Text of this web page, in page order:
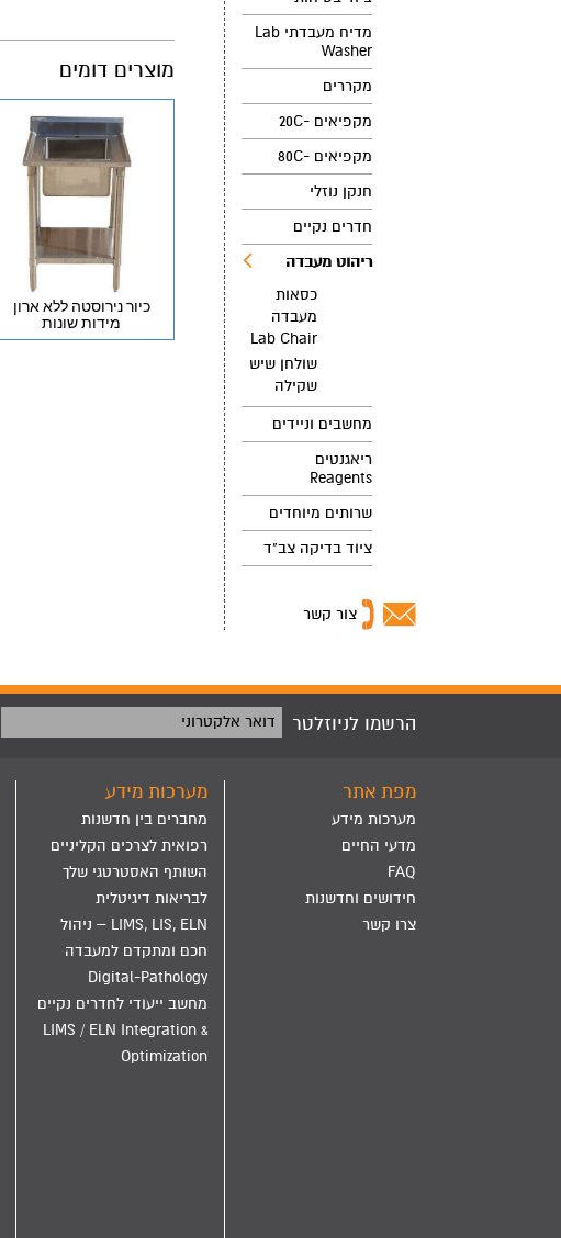
מדיח מעבדתי Lab
Washer
מקררים
מקפיאים -20C
מקפיאים -80C
חנקן נוזלי
חדרים נקיים
ריהוט מעבדה
כסאות
מעבדה
Lab Chair
שולחן שיש
שקילה
מחשבים וניידים
ריאגנטים
Reagents
שרותים מיוחדים
ציוד בדיקה צב"ד
צור קשר
מוצרים דומים
כיור נירוסטה ללא ארון
מידות שונות
הרשמו לניוזלטר דואר אלקטרוני
מפת אתר
מערכות מידע
מדעי החיים
FAQ
חידושים וחדשנות
צרו קשר
מערכות מידע
מחברים בין חדשנות
רפואית לצרכים הקליניים
השותף האסטרטגי שלך
לבריאות דיגיטלית
LIMS, LIS, ELN – ניהול
חכם ומתקדם למעבדה
Digital-Pathology
מחשב ייעודי לחדרים נקיים
LIMS / ELN Integration &
Optimization